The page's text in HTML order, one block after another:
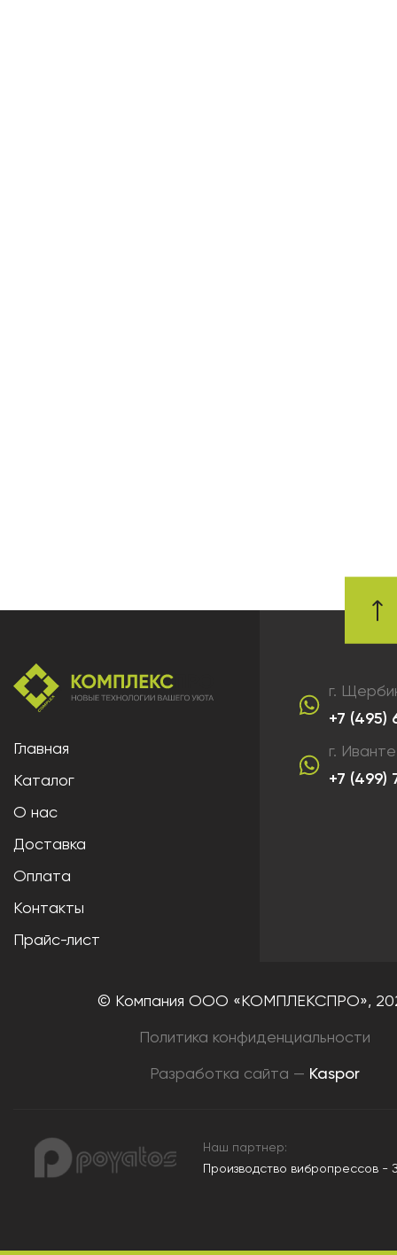
Главная
Каталог
О нас
Доставка
Оплата
Контакты
Прайс-лист
г.
+7 (495)
г.
+7 (499)
© Компания ООО «КОМПЛЕКСПРО»,
Политика конфиденциальности
Разработка сайта — Kaspor
Наш партнер:
Производство вибропрессов -